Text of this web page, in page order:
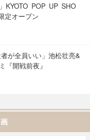
KYOTO POP UP SHO
定オープン
が全員いい」池松壮亮&
『開戦前夜』